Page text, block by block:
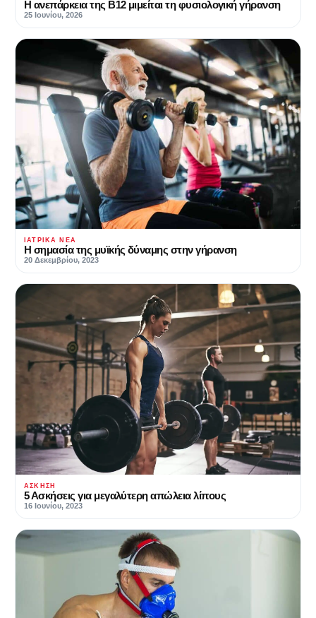
Η ανεπάρκεια της Β12 μιμείται τη φυσιολογική γήρανση
25 Ιουνίου, 2026
ΙΑΤΡΙΚΆ ΝΈΑ
Η σημασία της μυϊκής δύναμης στην γήρανση
20 Δεκεμβρίου, 2023
ΆΣΚΗΣΗ
5 Ασκήσεις για μεγαλύτερη απώλεια λίπους
16 Ιουνίου, 2023